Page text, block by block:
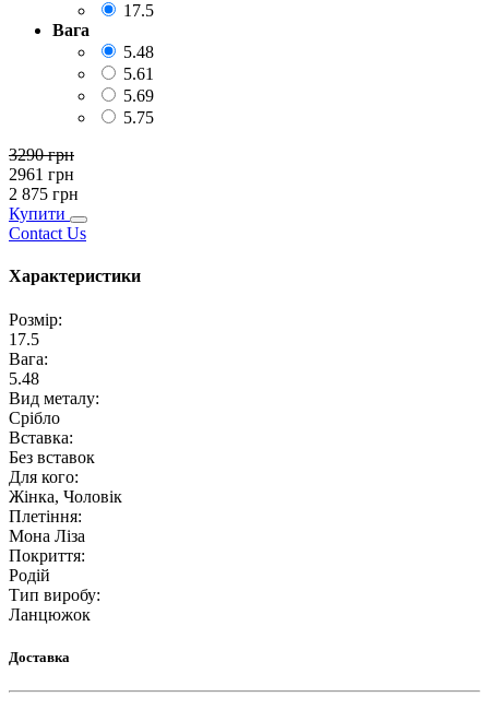
17.5
Вага
5.48
5.61
5.69
5.75
3290грн
2961 грн
2 875 грн
Купити
Contact Us
Характеристики
Розмір:
17.5
Вага:
5.48
Вид металу:
Срібло
Вставка:
Без вставок
Для кого:
Жінка, Чоловік
Плетіння:
Мона Ліза
Покриття:
Родій
Тип виробу:
Ланцюжок
Доставка